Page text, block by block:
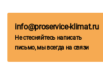
info@proservice-klimat.ru
Не стесняйтесь написать
письмо, мы всегда на связи